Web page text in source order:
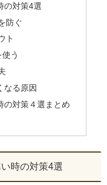
の対策4選
防ぐ
ト
う
なる原因
の対策４選まとめ
時の対策4選